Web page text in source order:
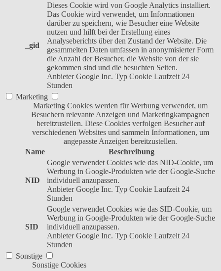
_gid
Dieses Cookie wird von Google Analytics installiert.
Das Cookie wird verwendet, um Informationen
darüber zu speichern, wie Besucher eine Website
nutzen und hilft bei der Erstellung eines
Analyseberichts über den Zustand der Website. Die
gesammelten Daten umfassen in anonymisierter Form
die Anzahl der Besucher, die Website von der sie
gekommen sind und die besuchten Seiten.
Anbieter Google Inc. Typ Cookie Laufzeit 24
Stunden
Marketing
Marketing Cookies werden für Werbung verwendet, um
Besuchern relevante Anzeigen und Marketingkampagnen
bereitzustellen. Diese Cookies verfolgen Besucher auf
verschiedenen Websites und sammeln Informationen, um
angepasste Anzeigen bereitzustellen.
Name
Beschreibung
NID
Google verwendet Cookies wie das NID-Cookie, um
Werbung in Google-Produkten wie der Google-Suche
individuell anzupassen.
Anbieter Google Inc. Typ Cookie Laufzeit 24
Stunden
SID
Google verwendet Cookies wie das SID-Cookie, um
Werbung in Google-Produkten wie der Google-Suche
individuell anzupassen.
Anbieter Google Inc. Typ Cookie Laufzeit 24
Stunden
Sonstige
Sonstige Cookies